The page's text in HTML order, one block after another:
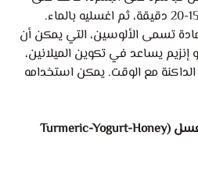
تسمى الألوسين، التي يمكن أن
إنزيم يساعد في تكوين الميلانين،
مع الوقت. يمكن استخدامه
ماسك الكركم والزبادي والعسل (Turmeric-Yogurt-Honey